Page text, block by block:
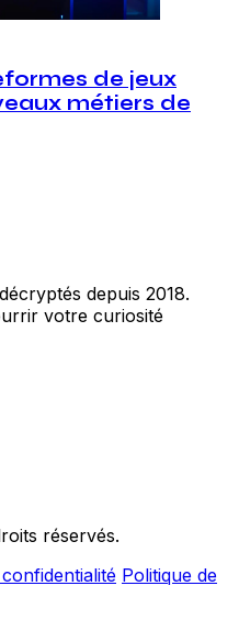
de jeux
métiers de
depuis 2018.
votre curiosité
réservés.
Politique de